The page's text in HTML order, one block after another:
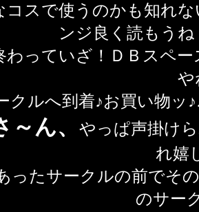
コスで使うのかも知れ
ンジ良く読もう
わっていざ！ＤＢスペ
や
クルへ到着♪お買い物
ん、
やっぱ声掛け
れ嬉
ったサークルの前でそ
のサー